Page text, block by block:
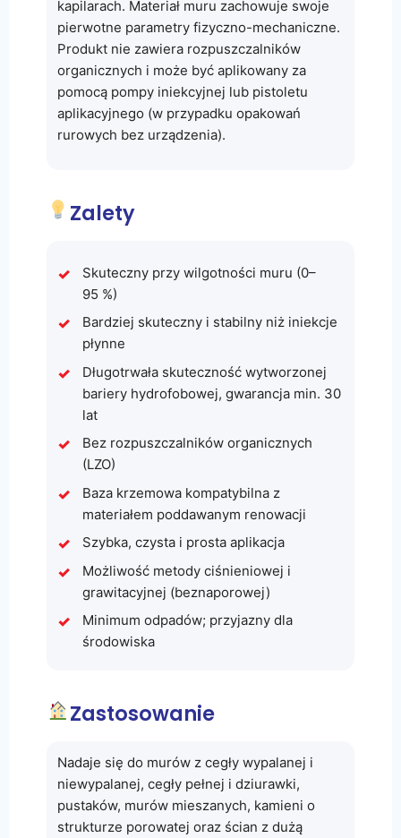
kapilarach. Materiał muru zachowuje swoje
pierwotne parametry fizyczno-mechaniczne.
Produkt nie zawiera rozpuszczalników
organicznych i może być aplikowany za
pomocą pompy iniekcyjnej lub pistoletu
aplikacyjnego (w przypadku opakowań
rurowych bez urządzenia).
Zalety
Skuteczny przy wilgotności muru (0–
95 %)
Bardziej skuteczny i stabilny niż iniekcje
płynne
Długotrwała skuteczność wytworzonej
bariery hydrofobowej, gwarancja min. 30
lat
Bez rozpuszczalników organicznych
(LZO)
Baza krzemowa kompatybilna z
materiałem poddawanym renowacji
Szybka, czysta i prosta aplikacja
Możliwość metody ciśnieniowej i
grawitacyjnej (beznaporowej)
Minimum odpadów; przyjazny dla
środowiska
Zastosowanie
Nadaje się do murów z cegły wypalanej i
niewypalanej, cegły pełnej i dziurawki,
pustaków, murów mieszanych, kamieni o
strukturze porowatej oraz ścian z dużą